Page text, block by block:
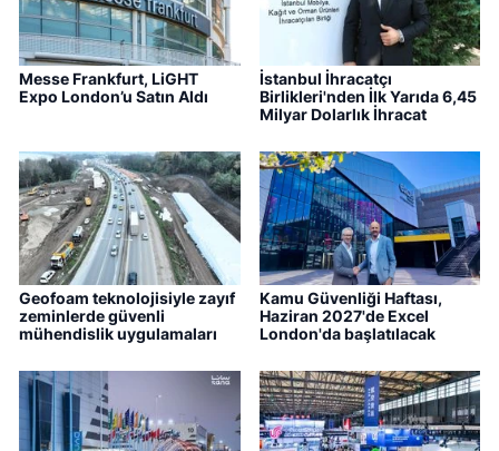
Messe Frankfurt, LiGHT
Expo London’u Satın Aldı
İstanbul İhracatçı
Birlikleri'nden İlk Yarıda 6,45
Milyar Dolarlık İhracat
Geofoam teknolojisiyle zayıf
zeminlerde güvenli
mühendislik uygulamaları
Kamu Güvenliği Haftası,
Haziran 2027'de Excel
London'da başlatılacak